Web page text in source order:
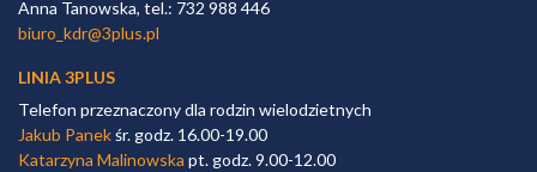
Anna Tanowska, tel.: 732 988 446
biuro_kdr@3plus.pl
LINIA 3PLUS
Telefon przeznaczony dla rodzin wielodzietnych
Jakub Panekśr. godz. 16.00-19.00
Katarzyna Malinowska pt. godz. 9.00-12.00